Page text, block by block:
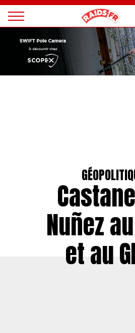
Magazine
Nuñez
et au
Panneau de gestion des cookies